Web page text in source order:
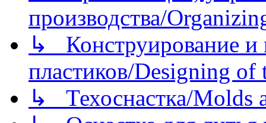
производства/
↳ Конструирование и
пластиков/Designing of
↳ Техоснастка/Molds